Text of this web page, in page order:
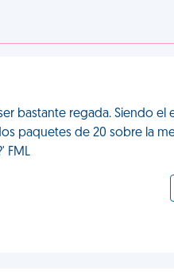
bastante regada. Siendo
paquetes de 20 sobre la
FML